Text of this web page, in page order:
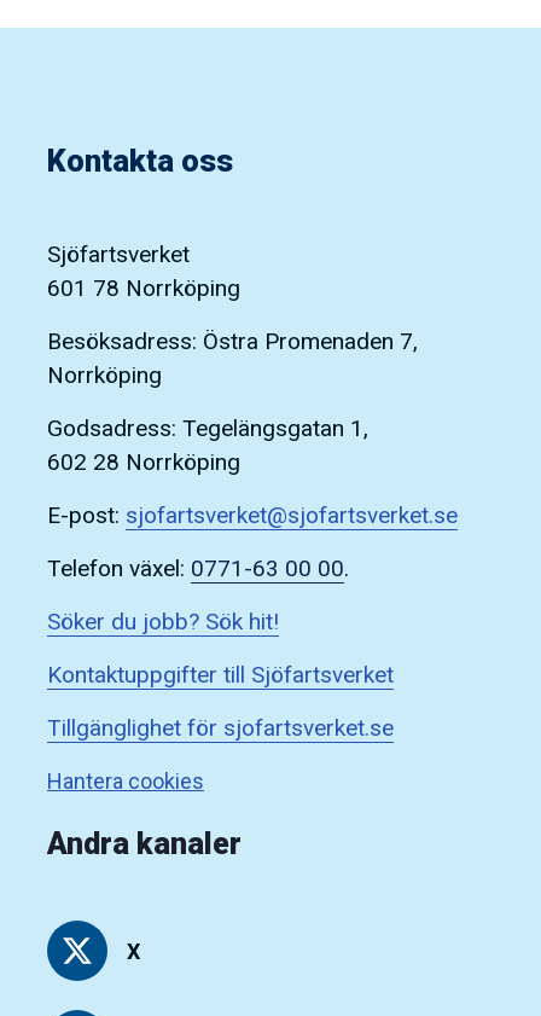
Kontakta oss
Sjöfartsverket
601 78 Norrköping
Besöksadress: Östra Promenaden 7,
Norrköping
Godsadress: Tegelängsgatan 1,
602 28 Norrköping
E-post: sjofartsverket@sjofartsverket.se
Telefon växel: 0771-63 00 00.
Söker du jobb? Sök hit!
Kontaktuppgifter till Sjöfartsverket
Tillgänglighet för sjofartsverket.se
Hantera cookies
Andra kanaler
X